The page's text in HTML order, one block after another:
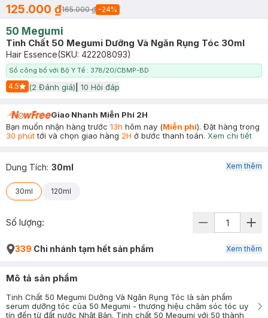
125.000 ₫165.000 ₫ -24%
50 Megumi
Tinh Chất 50 Megumi Dưỡng Và Ngăn Rụng Tóc 30ml
Hair Essence(SKU: 422208093)
Số công bố với Bộ Y Tế : 378/20/CBMP-BD
4.5
Start Icon
(2 Đánh giá) 10 Hỏi đáp
Giao Nhanh Miễn Phí 2H
Bạn muốn nhận hàng trước 13h hôm nay (Miễn phí). Đặt hàng trong
30 phúttới và chọn giao hàng 2H ở bước thanh toán. Xem chi tiết
Dung Tích: 30ml
30ml 120ml
Xem thêm
Số lượng:
339 Chi nhánh tạm hết sản phẩm Xem thêm
Mô tả sản phẩm
Tinh Chất 50 Megumi Dưỡng Và Ngăn Rụng Tóc là sản phẩm
serum dưỡng tóc của 50 Megumi - thương hiệu chăm sóc tóc uy
tín đến từ đất nước Nhật Bản. Tinh chất 50 Megumi với 50 thành